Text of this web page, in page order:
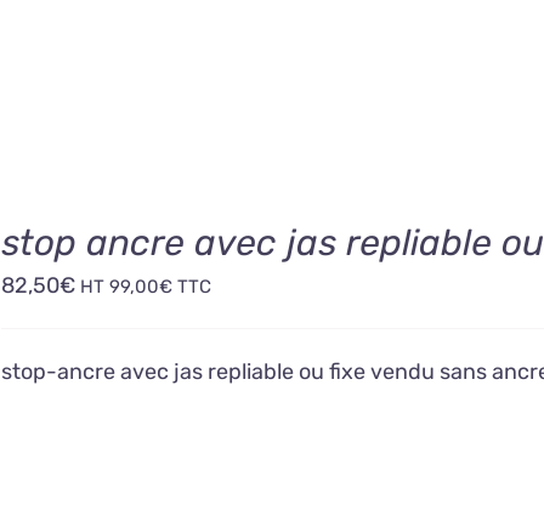
stop ancre avec jas repliable
82,50€ HT 99,00€ TTC
stop-ancre avec jas repliable ou fixe vendu sans